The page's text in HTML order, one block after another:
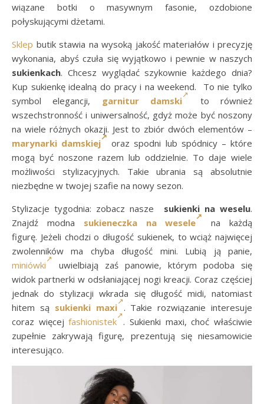
wiązane botki o masywnym fasonie, ozdobione
połyskującymi dżetami.
Sklep butik stawia na wysoką jakość materiałów i precyzję
wykonania, abyś czuła się wyjątkowo i pewnie w naszych
sukienkach. Chcesz wyglądać szykownie każdego dnia?
Kup sukienkę idealną do pracy i na weekend. To nie tylko
symbol elegancji, garnitur damski
to również
wszechstronność i uniwersalność, gdyż może być noszony
na wiele różnych okazji. Jest to zbiór dwóch elementów –
marynarki damskiej
oraz spodni lub spódnicy – które
mogą być noszone razem lub oddzielnie. To daje wiele
możliwości stylizacyjnych. Takie ubrania są absolutnie
niezbędne w twojej szafie na nowy sezon.
Stylizacje tygodnia: zobacz nasze sukienki na weselu.
Znajdź modna sukieneczka na wesele
na każdą
figurę. Jeżeli chodzi o długość sukienek, to wciąż najwięcej
zwolenników ma chyba długość mini. Lubią ją panie,
miniówki
uwielbiają zaś panowie, którym podoba się
widok partnerki w odsłaniającej nogi kreacji. Coraz częściej
jednak do stylizacji wkrada się długość midi, natomiast
hitem są sukienki maxi
. Takie rozwiązanie interesuje
coraz więcejfashionistek . Sukienki maxi, choć właściwie
zupełnie zakrywają figurę, prezentują się niesamowicie
interesująco.